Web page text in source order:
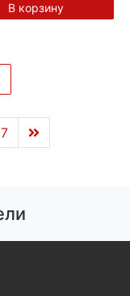
В корзину
7